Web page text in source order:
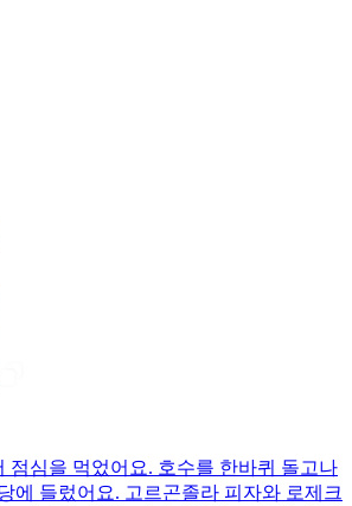
점심을 먹었어요. 호수를 한바퀴 돌고나
에 들렀어요. 고르곤졸라 피자와 로제크